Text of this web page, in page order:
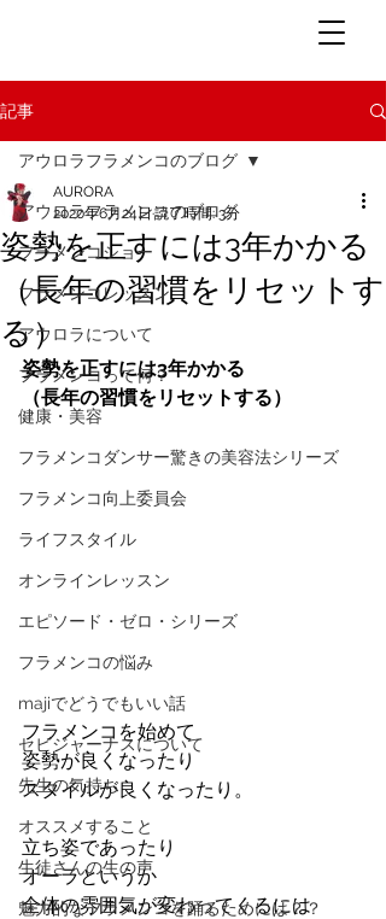
記事
アウロラフラメンコのブログ
フラメンコショー
フラメンコレッスン
アウロラについて
フラメンコって何？
健康・美容
フラメンコダンサー驚きの美容法シリーズ
フラメンコ向上委員会
ライフスタイル
オンラインレッスン
エピソード・ゼロ・シリーズ
フラメンコの悩み
majiでどうでもいい話
セビジャーナスについて
先生の気持ち
オススメすること
生徒さんの生の声
魅力的なフラメンコを踊るためには？？
アウロラフラメンコのブログ
姿勢を正すには3年かかる
（長年の習慣をリセットす
る）
AURORA
2020年6月24日読了時間: 3分
姿勢を正すには3年かかる
（長年の習慣をリセットする）
フラメンコを始めて
姿勢が良くなったり
スタイルが良くなったり。
立ち姿であったり
オーラというか
全体の雰囲気が変わってくるには